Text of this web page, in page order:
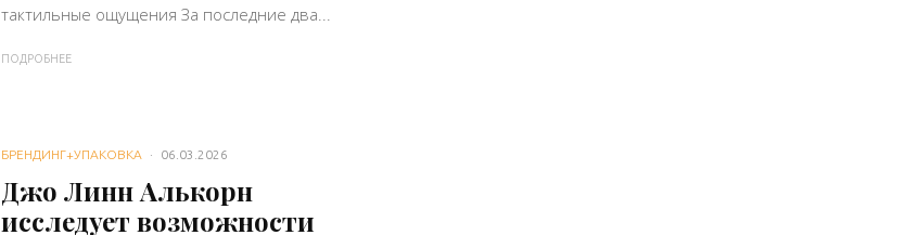
тактильные ощущения За последние два...
ПОДРОБНЕЕ
БРЕНДИНГ+УПАКОВКА · 06.03.2026
Джо Линн Алькорн
исследует возможности